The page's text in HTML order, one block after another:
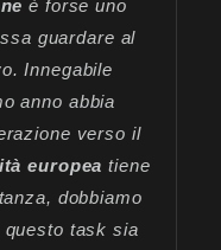
è forse uno
guardare al
Innegabile
anno abbia
verso il
europea tiene
dobbiamo
task sia